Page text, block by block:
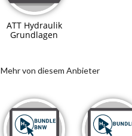
ATT Hydraulik
Grundlagen
Mehr von diesem Anbieter